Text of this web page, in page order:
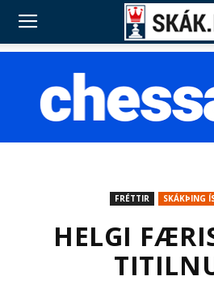
FRÉTTIR SKÁKÞING
HELGI